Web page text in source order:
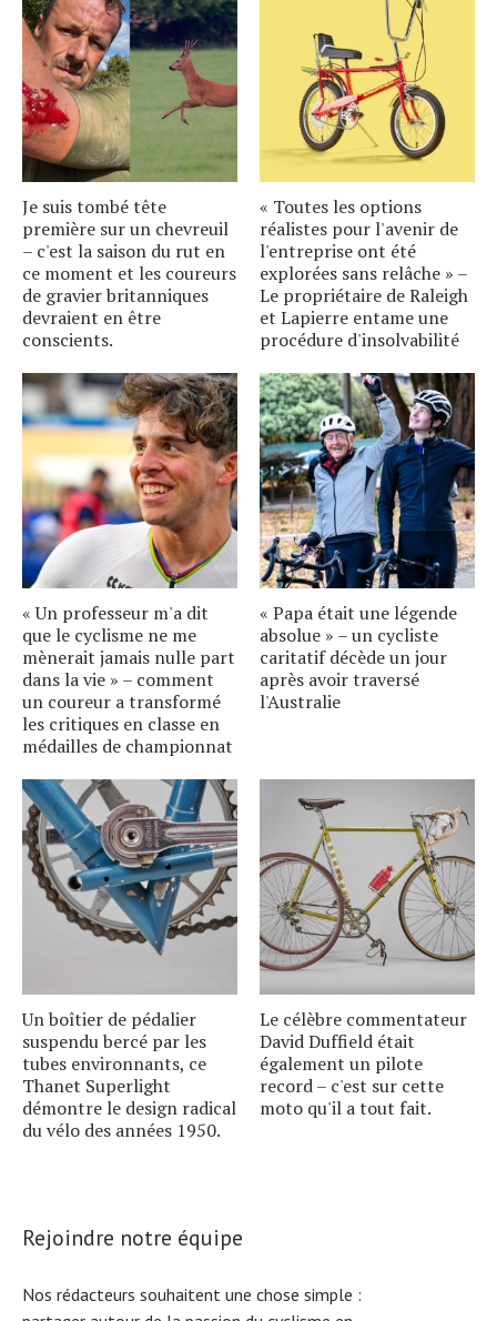
Je suis tombé tête
première sur un chevreuil
– c'est la saison du rut en
ce moment et les coureurs
de gravier britanniques
devraient en être
conscients.
« Toutes les options
réalistes pour l'avenir de
l'entreprise ont été
explorées sans relâche » –
Le propriétaire de Raleigh
et Lapierre entame une
procédure d'insolvabilité
« Un professeur m'a dit
que le cyclisme ne me
mènerait jamais nulle part
dans la vie » – comment
un coureur a transformé
les critiques en classe en
médailles de championnat
« Papa était une légende
absolue » – un cycliste
caritatif décède un jour
après avoir traversé
l'Australie
Un boîtier de pédalier
suspendu bercé par les
tubes environnants, ce
Thanet Superlight
démontre le design radical
du vélo des années 1950.
Le célèbre commentateur
David Duffield était
également un pilote
record – c'est sur cette
moto qu'il a tout fait.
Rejoindre notre équipe
Nos rédacteurs souhaitent une chose simple :